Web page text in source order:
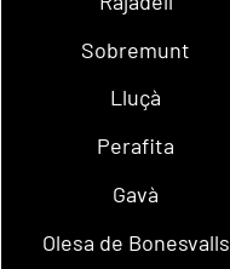
Sobremunt
Lluçà
Perafita
Gavà
Olesa de Bonesvalls